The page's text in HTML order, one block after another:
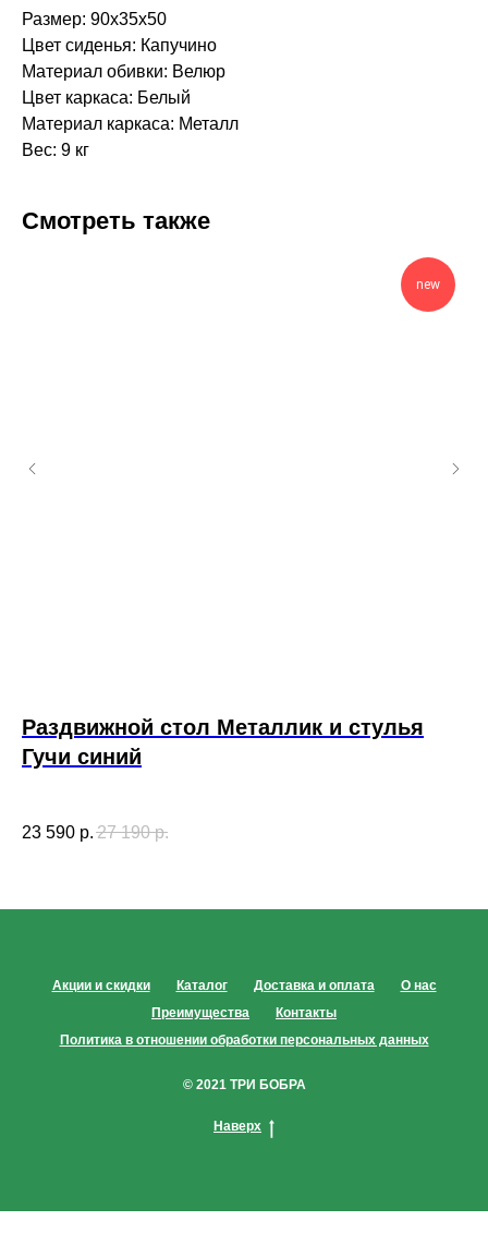
Размер: 90х35х50
Цвет сиденья: Капучино
Материал обивки: Велюр
Цвет каркаса: Белый
Материал каркаса: Металл
Вес: 9 кг
Смотреть также
new
Раздвижной стол Металлик и стулья
Гучи синий
23 590 р. 27 190 р.
Акции и скидки Каталог Доставка и оплата
О нас
Преимущества
Контакты
Политика в отношении обработки персональных данных
© 2021 ТРИ БОБРА
Наверх